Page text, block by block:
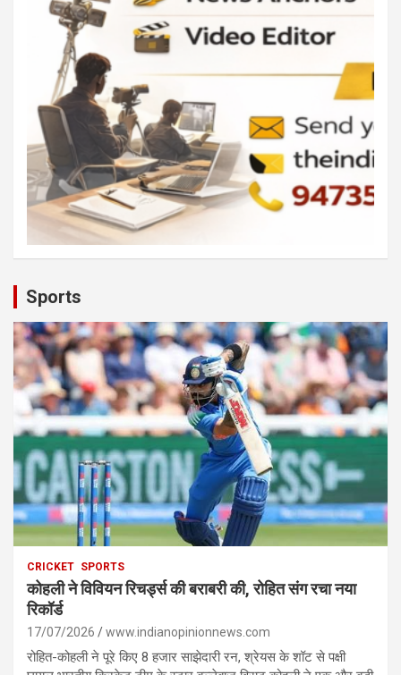
Sports
CRICKET SPORTS
कोहली ने विवियन रिचर्ड्स की बराबरी की, रोहित संग रचा नया
रिकॉर्ड
17/07/2026 www.indianopinionnews.com
रोहित-कोहली ने पूरे किए 8 हजार साझेदारी रन, श्रेयस के शॉट से पक्षी